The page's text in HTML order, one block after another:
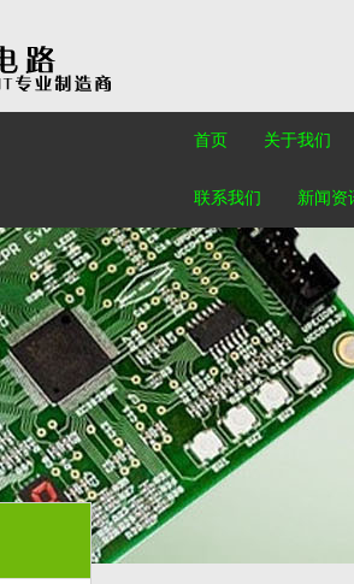
首页 关于我们
联系我们 新闻资